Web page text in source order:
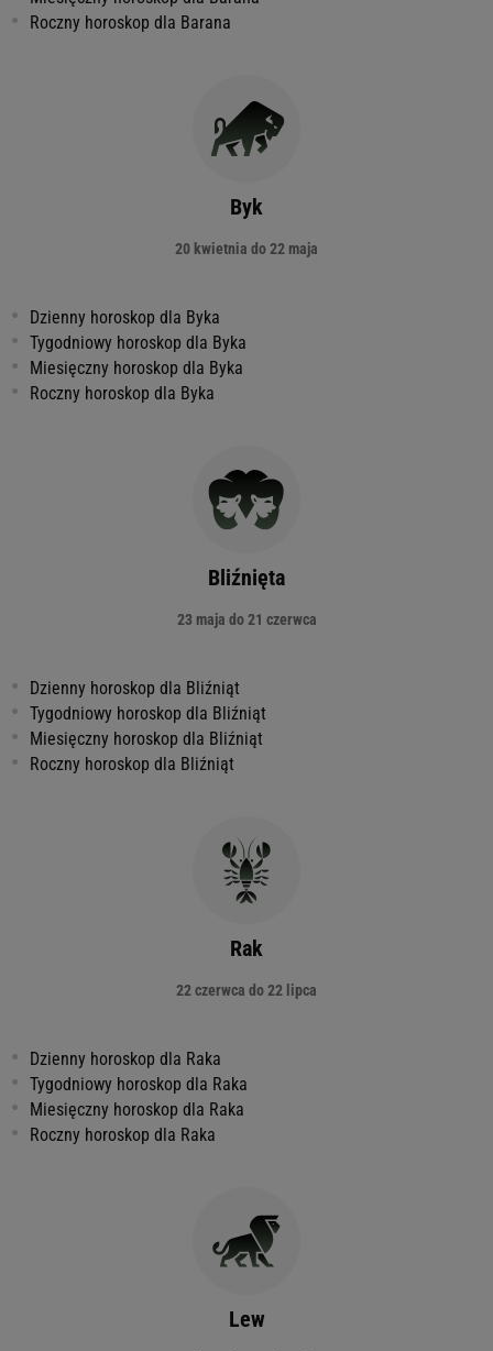
Roczny horoskop dla Barana
Byk
20 kwietnia do 22 maja
Dzienny horoskop dla Byka
Tygodniowy horoskop dla Byka
Miesięczny horoskop dla Byka
Roczny horoskop dla Byka
Bliźnięta
23 maja do 21 czerwca
Dzienny horoskop dla Bliźniąt
Tygodniowy horoskop dla Bliźniąt
Miesięczny horoskop dla Bliźniąt
Roczny horoskop dla Bliźniąt
Rak
22 czerwca do 22 lipca
Dzienny horoskop dla Raka
Tygodniowy horoskop dla Raka
Miesięczny horoskop dla Raka
Roczny horoskop dla Raka
Lew